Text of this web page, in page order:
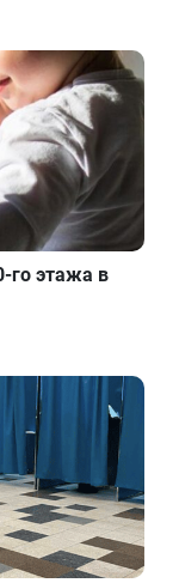
го этажа в